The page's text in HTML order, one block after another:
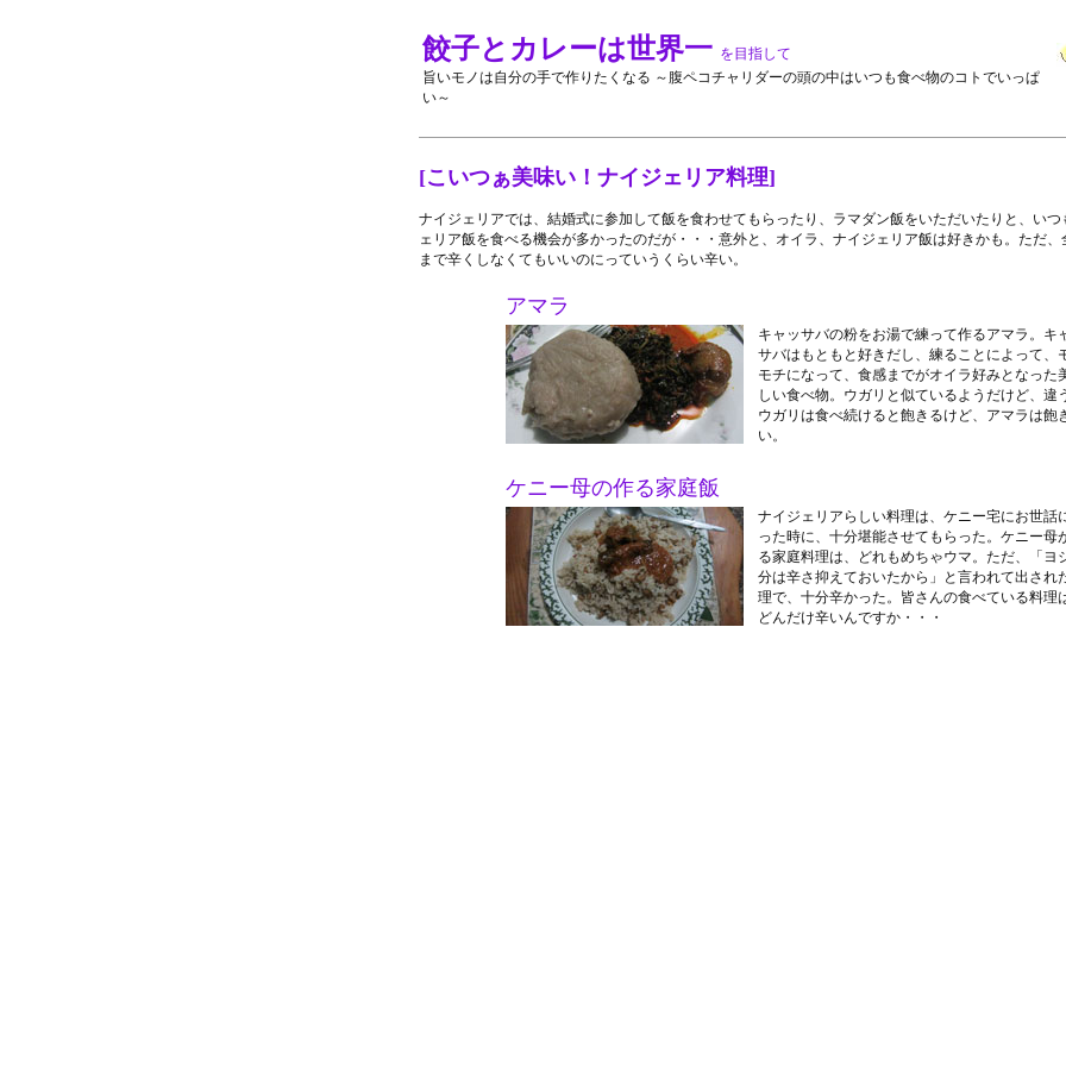
餃子とカレーは世界一 を目指して
旨いモノは自分の手で作りたくなる ～腹ペコチャリダーの頭の中はいつも食べ物のコトでいっぱ
い～
[こいつぁ美味い！ナイジェリア料理]
ナイジェリアでは、結婚式に参加して飯を食わせてもらったり、ラマダン飯をいただいたりと、いつ
ェリア飯を食べる機会が多かったのだが・・・意外と、オイラ、ナイジェリア飯は好きかも。ただ、
まで辛くしなくてもいいのにっていうくらい辛い。
アマラ
キャッサバの粉をお湯で練って作るアマラ。キ
サバはもともと好きだし、練ることによって、
モチになって、食感までがオイラ好みとなった
しい食べ物。ウガリと似ているようだけど、違
ウガリは食べ続けると飽きるけど、アマラは飽
い。
ケニー母の作る家庭飯
ナイジェリアらしい料理は、ケニー宅にお世話
った時に、十分堪能させてもらった。ケニー母
る家庭料理は、どれもめちゃウマ。ただ、「ヨ
分は辛さ抑えておいたから」と言われて出され
理で、十分辛かった。皆さんの食べている料理
どんだけ辛いんですか・・・